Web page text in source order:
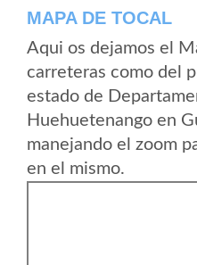
MAPA DE TOCAL
Aqui os dejamos el
carreteras como del
estado de
Huehuetenango en
manejando el zoom
en el mismo.